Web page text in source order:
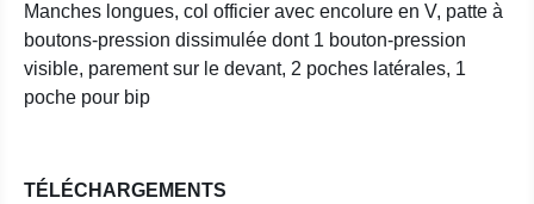
Manches longues, col officier avec encolure en V, patte à
boutons-pression dissimulée dont 1 bouton-pression
visible, parement sur le devant, 2 poches latérales, 1
poche pour bip
TÉLÉCHARGEMENTS